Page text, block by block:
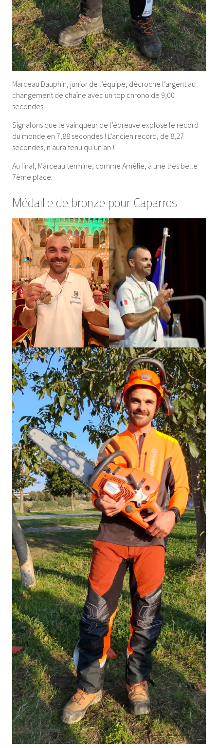
Marceau Dauphin, junior de l’équipe, décroche l’argent au
changement de chaîne avec un top chrono de 9,00
secondes.
Signalons que le vainqueur de l’épreuve explose le record
du monde en 7,88 secondes ! L’ancien record, de 8,27
secondes, n’aura tenu qu’un an !
Au final, Marceau termine, comme Amélie, à une très belle
7ème place.
Médaille de bronze pour Caparros